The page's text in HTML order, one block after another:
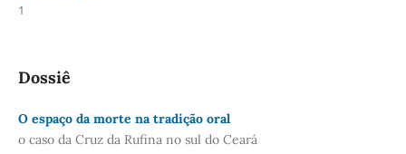
1
Dossiê
O espaço da morte na tradição oral
o caso da Cruz da Rufina no sul do Ceará